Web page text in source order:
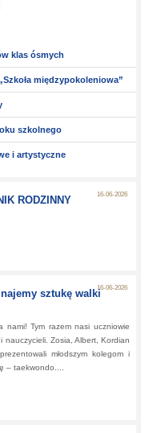
klas ósmych
międzypokoleniowa”
szkolnego
i artystyczne
16-06-2026
RODZINNY
16-06-2026
sztukę walki
nami! Tym razem nasi uczniowie
nauczycieli. Zosia, Albert, Kordian
młodszym kolegom i
– taekwondo....